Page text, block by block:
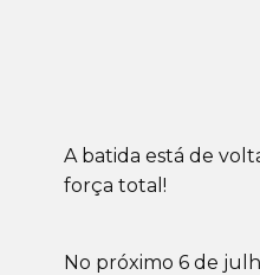
A batida está de
força total!
No próximo 6 de